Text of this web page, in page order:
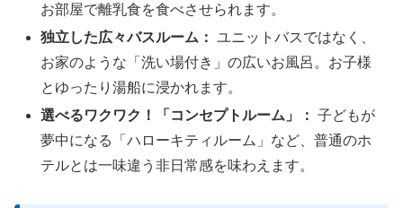
お部屋で離乳食を食べさせられます。
独立した広々バスルーム： ユニットバスではなく、
お家のような「洗い場付き」の広いお風呂。お子様
とゆったり湯船に浸かれます。
選べるワクワク！「コンセプトルーム」： 子どもが
夢中になる「ハローキティルーム」など、普通のホ
テルとは一味違う非日常感を味わえます。